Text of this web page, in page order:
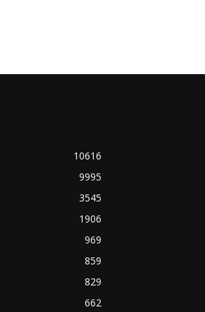
10616
9995
3545
1906
969
859
829
662